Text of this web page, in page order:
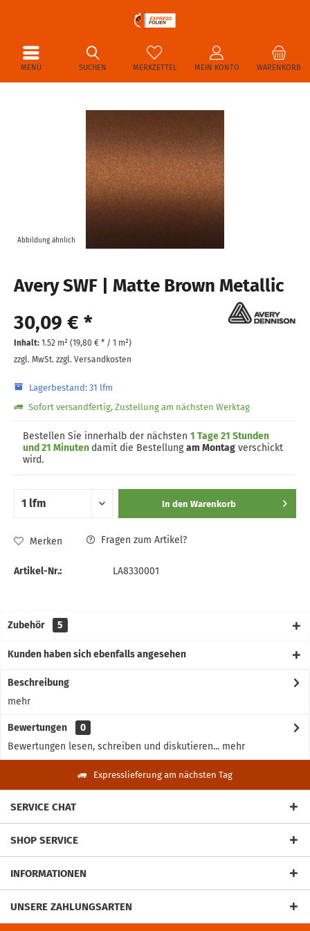
MENÜ WARENKORB
MERKZETTEL MEIN KONTO
SUCHEN
Abbildung ähnlich
Avery SWF | Matte Brown Metallic
30,09 € *
Inhalt: 1.52 m² (19,80 € * / 1 m²)
zzgl. MwSt. zzgl. Versandkosten
Lagerbestand: 31 lfm
Sofort versandfertig, Zustellung am nächsten Werktag
Bestellen Sie innerhalb der nächsten 1 Tage 21 Stunden
und 21 Minuten damit die Bestellungam Montag verschickt
wird.
In den Warenkorb
Merken Fragen zum Artikel?
Artikel-Nr.: LA8330001
Zubehör 5
Kunden haben sich ebenfalls angesehen
Beschreibung
mehr
Bewertungen
0
Bewertungen lesen, schreiben und diskutieren... mehr
Expresslieferung am nächsten Tag
SERVICE CHAT
SHOP SERVICE
INFORMATIONEN
UNSERE ZAHLUNGSARTEN